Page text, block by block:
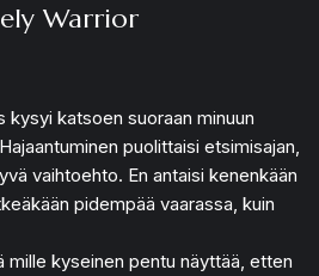
Warrior
kysyi katsoen suoraan minuun
puolittaisi etsimisajan,
vaihtoehto. En antaisi kenenkään
pidempää vaarassa, kuin
mille kyseinen pentu näyttää, etten